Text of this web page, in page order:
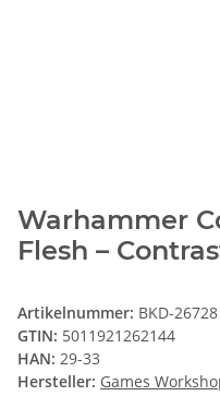
Warhammer
Flesh –
Artikelnummer: BKD-26728
GTIN: 5011921262144
HAN: 29-33
Hersteller: Games